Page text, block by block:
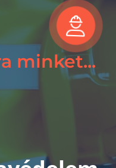
minket...